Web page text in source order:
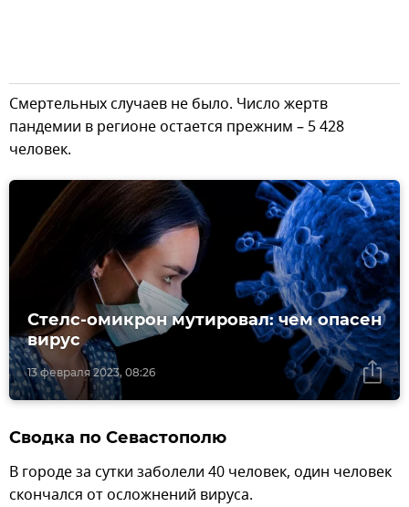
Смертельных случаев не было. Число жертв
пандемии в регионе остается прежним – 5 428
человек.
13 февраля 2023, 08:26
Стелс-омикрон мутировал: чем опасен
вирус
Сводка по Севастополю
В городе за сутки заболели 40 человек, один человек
скончался от осложнений вируса.